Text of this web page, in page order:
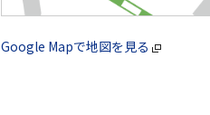
Google Mapで地図を見る